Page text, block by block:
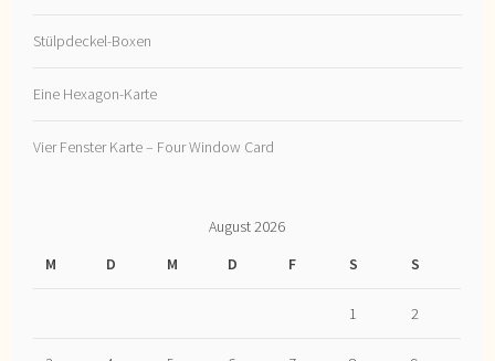
Stülpdeckel-Boxen
Eine Hexagon-Karte
Vier Fenster Karte – Four Window Card
August 2026
M
D M D F S S
1 2